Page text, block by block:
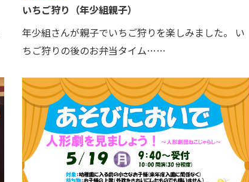
いちご狩り（年少組親子）
年少組さんが親子でいちご狩りを楽しみました。 い
ちご狩りの後のお弁当タイム……